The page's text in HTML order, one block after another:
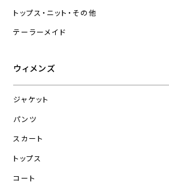
トップス・ニット・その他
テーラーメイド
ウィメンズ
ジャケット
パンツ
スカート
トップス
コート